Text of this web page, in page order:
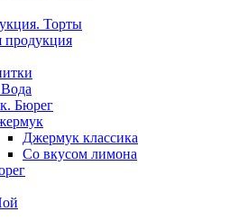
Торты
продукция
Бюрег
Джермук классика
Со вкусом лимона